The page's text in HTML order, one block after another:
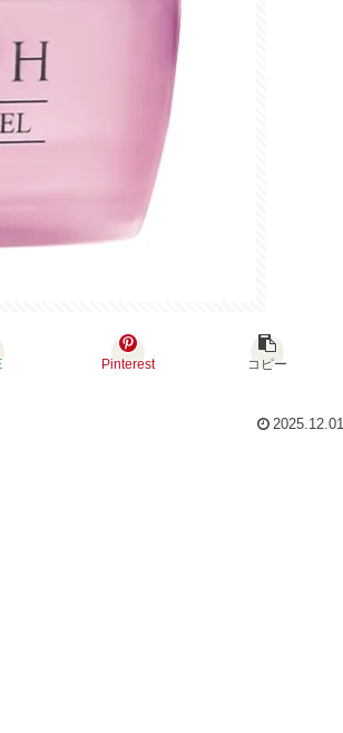
Pinterest コピー
2025.12.01